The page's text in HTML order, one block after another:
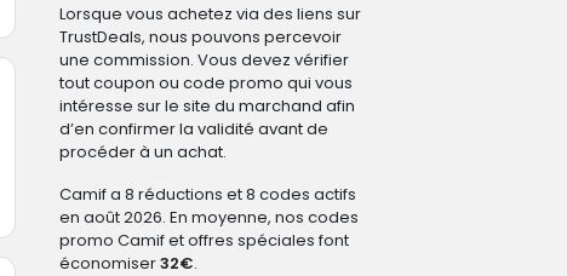
Lorsque vous achetez via des liens sur
TrustDeals, nous pouvons percevoir
une commission. Vous devez vérifier
tout coupon ou code promo qui vous
intéresse sur le site du marchand afin
d’en confirmer la validité avant de
procéder à un achat.
Camif a 8 réductions et 8 codes actifs
en août 2026. En moyenne, nos codes
promo Camif et offres spéciales font
économiser32€.